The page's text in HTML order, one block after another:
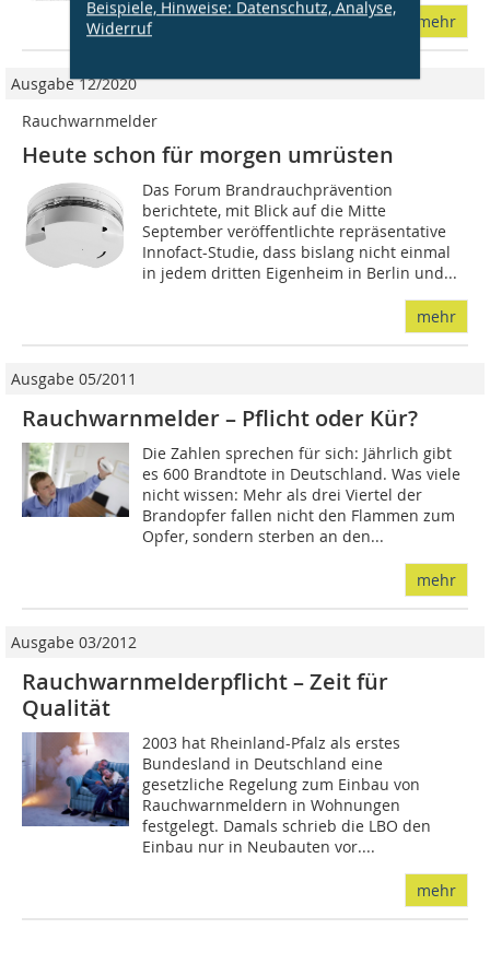
Beispiele, Hinweise: Datenschutz, Analyse,
Widerruf
mehr
Ausgabe 12/2020
Rauchwarnmelder
Heute schon für morgen umrüsten
Das Forum Brandrauchprävention
berichtete, mit Blick auf die Mitte
September veröffentlichte repräsentative
Innofact-Studie, dass bislang nicht einmal
in jedem dritten Eigenheim in Berlin und...
mehr
Ausgabe 05/2011
Rauchwarnmelder – Pflicht oder Kür?
Die Zahlen sprechen für sich: Jährlich gibt
es 600 Brandtote in Deutschland. Was viele
nicht wissen: Mehr als drei Viertel der
Brandopfer fallen nicht den Flammen zum
Opfer, sondern sterben an den...
mehr
Ausgabe 03/2012
Rauchwarnmelderpflicht – Zeit für
Qualität
2003 hat Rheinland-Pfalz als erstes
Bundesland in Deutschland eine
gesetzliche Regelung zum Einbau von
Rauchwarnmeldern in Wohnungen
festgelegt. Damals schrieb die LBO den
Einbau nur in Neubauten vor....
mehr